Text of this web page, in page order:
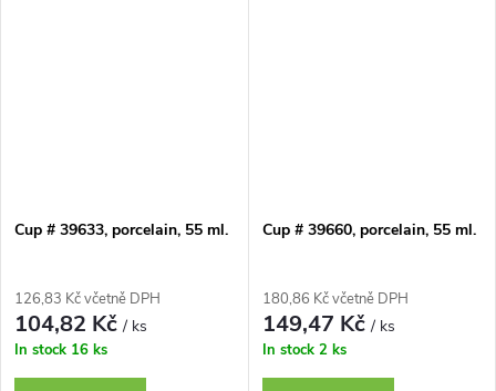
Cup # 39633, porcelain, 55 ml.
126,83 Kč včetně DPH
104,82 Kč/ ks
In stock 16 ks
Cup # 39660, porcelain, 55 ml.
180,86 Kč včetně DPH
149,47 Kč/ ks
In stock 2 ks